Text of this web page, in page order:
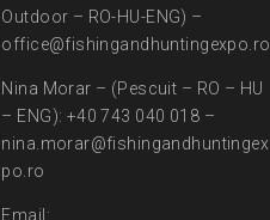
Outdoor – RO-HU-ENG) –
office@fishingandhuntingexpo.ro
Nina Morar – (Pescuit – RO – HU
– ENG): +40 743 040 018 –
nina.morar@fishingandhuntingex
po.ro
Email: